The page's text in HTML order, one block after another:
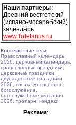
Наши партнеры:
Древний вестготский
(испано-мосарабский)
календарь
www.Toletanus.ru
Контекстные теги:
Православный календарь
2026, церковный календарь,
православные праздники,
церковные праздники,
двунадесятые праздники
2026, посты, месяцеслов,
богослужение,
богослужебные указания
2026, тропари, кондаки
Реклама: